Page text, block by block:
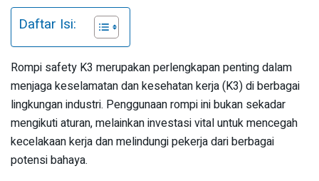
Daftar Isi:
Rompi safety K3 merupakan perlengkapan penting dalam
menjaga keselamatan dan kesehatan kerja (K3) di berbagai
lingkungan industri. Penggunaan rompi ini bukan sekadar
mengikuti aturan, melainkan investasi vital untuk mencegah
kecelakaan kerja dan melindungi pekerja dari berbagai
potensi bahaya.